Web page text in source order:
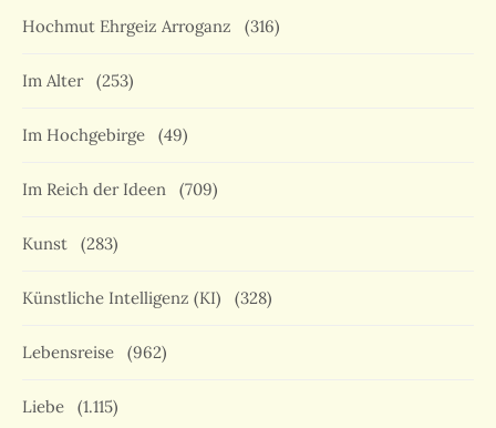
Hochmut Ehrgeiz Arroganz (316)
Im Alter (253)
Im Hochgebirge (49)
Im Reich der Ideen (709)
Kunst (283)
Künstliche Intelligenz (KI) (328)
Lebensreise (962)
Liebe (1.115)